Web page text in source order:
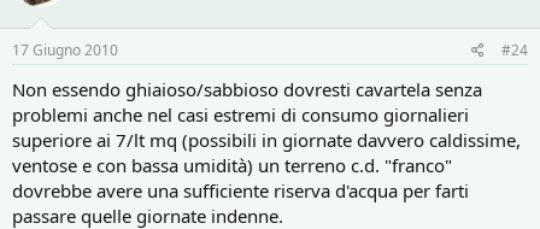
17 Giugno 2010 #24
Non essendo ghiaioso/sabbioso dovresti cavartela senza
problemi anche nel casi estremi di consumo giornalieri
superiore ai 7/lt mq (possibili in giornate davvero caldissime,
ventose e con bassa umidità) un terreno c.d. "franco"
dovrebbe avere una sufficiente riserva d'acqua per farti
passare quelle giornate indenne.